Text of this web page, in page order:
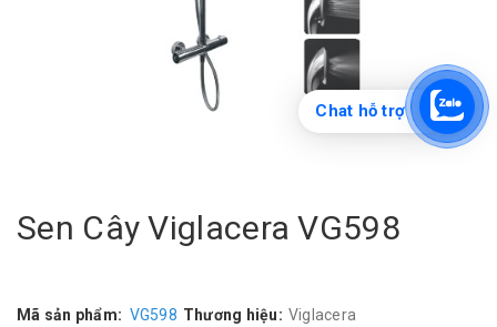
Sen Cây Viglacera VG598
Mã sản phẩm: VG598 Thương hiệu: Viglacera
Chat hỗ trợ